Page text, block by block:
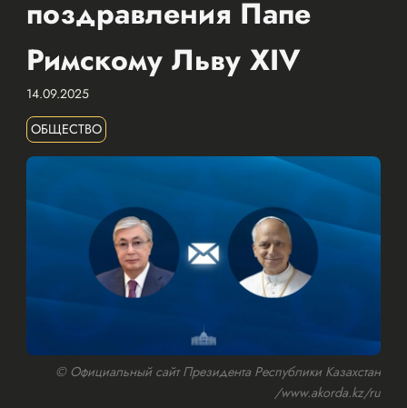
поздравления Папе
Римскому Льву XIV
14.09.2025
ОБЩЕСТВО
© Официальный сайт Президента Республики Казахстан
/www.akorda.kz/ru